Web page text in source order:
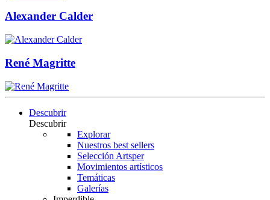
Alexander Calder
René Magritte
Descubrir
Descubrir
Explorar
Nuestros best sellers
Selección Artsper
Movimientos artísticos
Temáticas
Galerías